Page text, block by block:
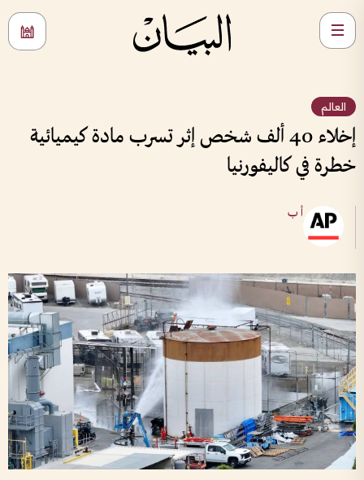
العالم
إخلاء 40 ألف شخص إثر تسرب مادة كيميائية
خطرة في كاليفورنيا
أ ب